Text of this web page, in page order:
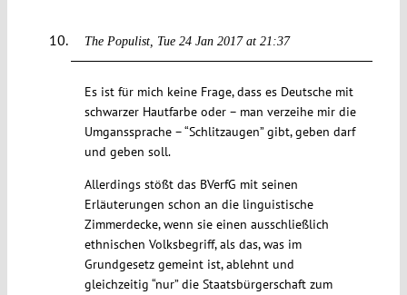
The Populist Tue 24 Jan 2017 at 21:37
Es ist für mich keine Frage, dass es Deutsche mit
schwarzer Hautfarbe oder – man verzeihe mir die
Umganssprache – “Schlitzaugen” gibt, geben darf
und geben soll.
Allerdings stößt das BVerfG mit seinen
Erläuterungen schon an die linguistische
Zimmerdecke, wenn sie einen ausschließlich
ethnischen Volksbegriff, als das, was im
Grundgesetz gemeint ist, ablehnt und
gleichzeitig “nur” die Staatsbürgerschaft zum